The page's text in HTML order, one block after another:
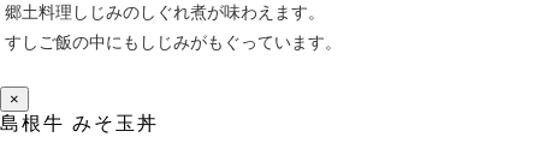
郷土料理しじみのしぐれ煮が味わえます。
すしご飯の中にもしじみがもぐっています。
×
島根牛 みそ玉丼